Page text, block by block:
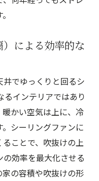
による効率的な
でゆっくりと回るシ
るインテリアではあり
かい空気は上に、冷
シーリングファンに
ことで、吹抜けの上
効率を最大化させる
の容積や吹抜けの形